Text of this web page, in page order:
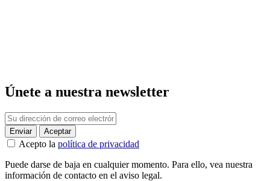
Únete a nuestra newsletter
Acepto la política de privacidad
Puede darse de baja en cualquier momento. Para ello, vea nuestra
información de contacto en el aviso legal.